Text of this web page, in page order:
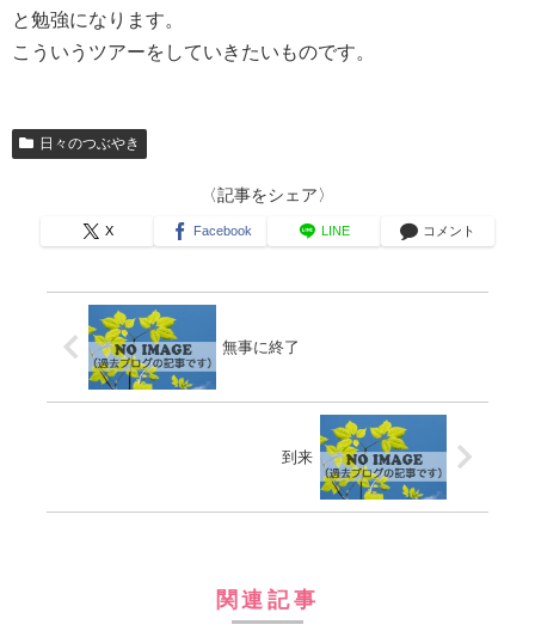
と勉強になります。
こういうツアーをしていきたいものです。
日々のつぶやき
〈記事をシェア〉
X Facebook LINE コメント
無事に終了
到来
関連記事